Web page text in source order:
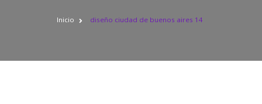
Inicio diseño ciudad de buenos aires 14